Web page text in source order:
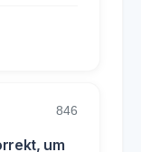
846
um